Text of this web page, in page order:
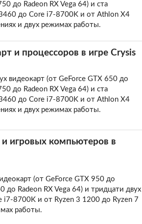
до Radeon RX Vega 64) и ста
до Core i7-8700K и от Athlon X4
и двух режимах работы.
и процессоров в игре Crysis
видеокарт (от GeForce GTX 650 до
до Radeon RX Vega 64) и ста
до Core i7-8700K и от Athlon X4
и двух режимах работы.
игровых компьютеров в
(от GeForce GTX 950 до
до Radeon RX Vega 64) и тридцати двух
i7-8700K и от Ryzen 3 1200 до Ryzen 7
работы.